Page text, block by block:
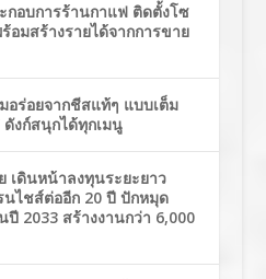
กอบการร้านกาแฟ ติดตั้งโซ
อมสร้างรายได้จากการขาย
อร่อยจากชีสแท้ๆ แบบเต็ม
ดังก์สนุกได้ทุกเมนู
เดินหน้าลงทุนระยะยาว
ไชส์ต่ออีก 20 ปี ปักหมุด
2033 สร้างงานกว่า 6,000